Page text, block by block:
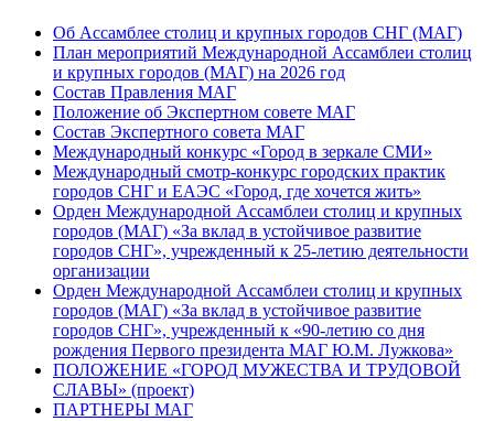
Об Ассамблее столиц и крупных городов СНГ (МАГ)
План мероприятий Международной Ассамблеи столиц
и крупных городов (МАГ) на 2026 год
Состав Правления МАГ
Положение об Экспертном совете МАГ
Состав Экспертного совета МАГ
Международный конкурс «Город в зеркале СМИ»
Международный смотр-конкурс городских практик
городов СНГ и ЕАЭС «Город, где хочется жить»
Орден Международной Ассамблеи столиц и крупных
городов (МАГ) «За вклад в устойчивое развитие
городов СНГ», учрежденный к 25-летию деятельности
организации
Орден Международной Ассамблеи столиц и крупных
городов (МАГ) «За вклад в устойчивое развитие
городов СНГ», учрежденный к «90-летию со дня
рождения Первого президента МАГ Ю.М. Лужкова»
ПОЛОЖЕНИЕ «ГОРОД МУЖЕСТВА И ТРУДОВОЙ
СЛАВЫ» (проект)
ПАРТНЕРЫ МАГ